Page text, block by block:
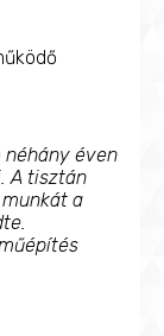
éven
A tisztán
a